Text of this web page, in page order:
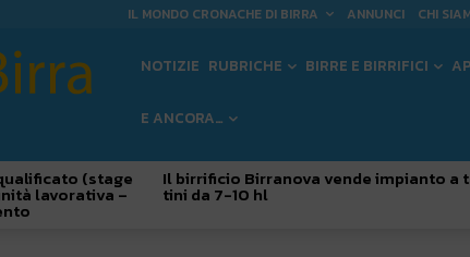
IL MONDO CRONACHE DI BIRRA ANNUNCI CHI
NOTIZIE RUBRICHE BIRRE E BIRRIFICI
E ANCORA…
(stage
lavorativa –
Il birrificio Birranova vende impianto a
tini da 7-10 hl